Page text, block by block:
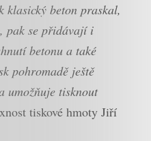
beton praskal,
pak se přidávají i
betonu a také
pohromadě ještě
umožňuje tisknout
tiskové hmoty Jiří